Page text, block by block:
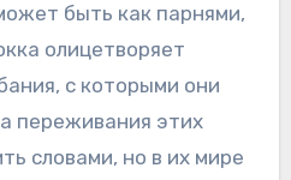
быть как парнями,
олицетворяет
с которыми они
переживания этих
словами, но в их мире